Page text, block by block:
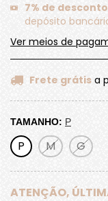
7% de desconto
depósito
Ver meios de
Frete grátis a
TAMANHO: P
P M G
ATENÇÃO,